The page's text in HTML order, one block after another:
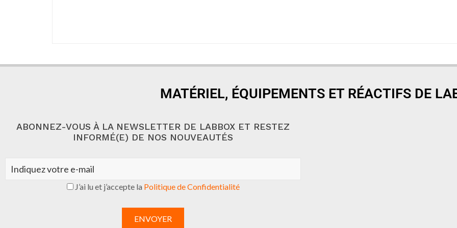
MATÉRIEL, ÉQUIPEMENTS ET RÉACTIFS DE
ABONNEZ-VOUS À LA NEWSLETTER DE LABBOX ET RESTEZ
INFORMÉ(E) DE NOS NOUVEAUTÉS
J’ai lu et j’accepte la Politique de Confidentialité